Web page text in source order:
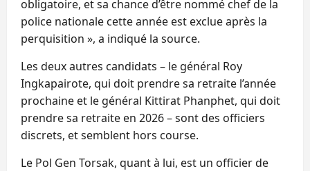
obligatoire, et sa chance d’être nommé chef de la
police nationale cette année est exclue après la
perquisition », a indiqué la source.
Les deux autres candidats – le général Roy
Ingkapairote, qui doit prendre sa retraite l’année
prochaine et le général Kittirat Phanphet, qui doit
prendre sa retraite en 2026 – sont des officiers
discrets, et semblent hors course.
Le Pol Gen Torsak, quant à lui, est un officier de